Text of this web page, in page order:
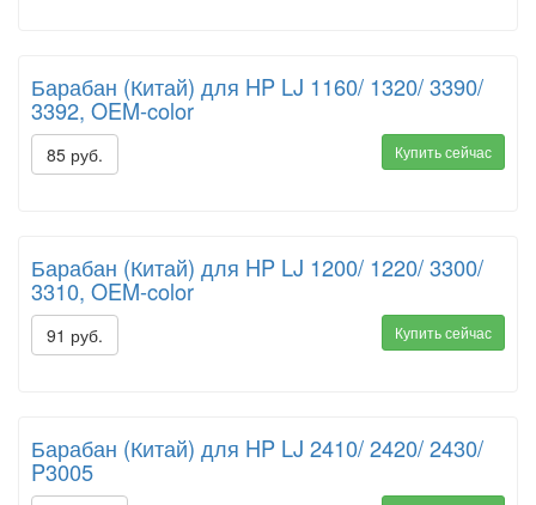
Барабан (Китай) для HP LJ 1160/ 1320/ 3390/
3392, OEM-color
85 руб. Купить сейчас
Барабан (Китай) для HP LJ 1200/ 1220/ 3300/
3310, OEM-color
91 руб. Купить сейчас
Барабан (Китай) для HP LJ 2410/ 2420/ 2430/
P3005